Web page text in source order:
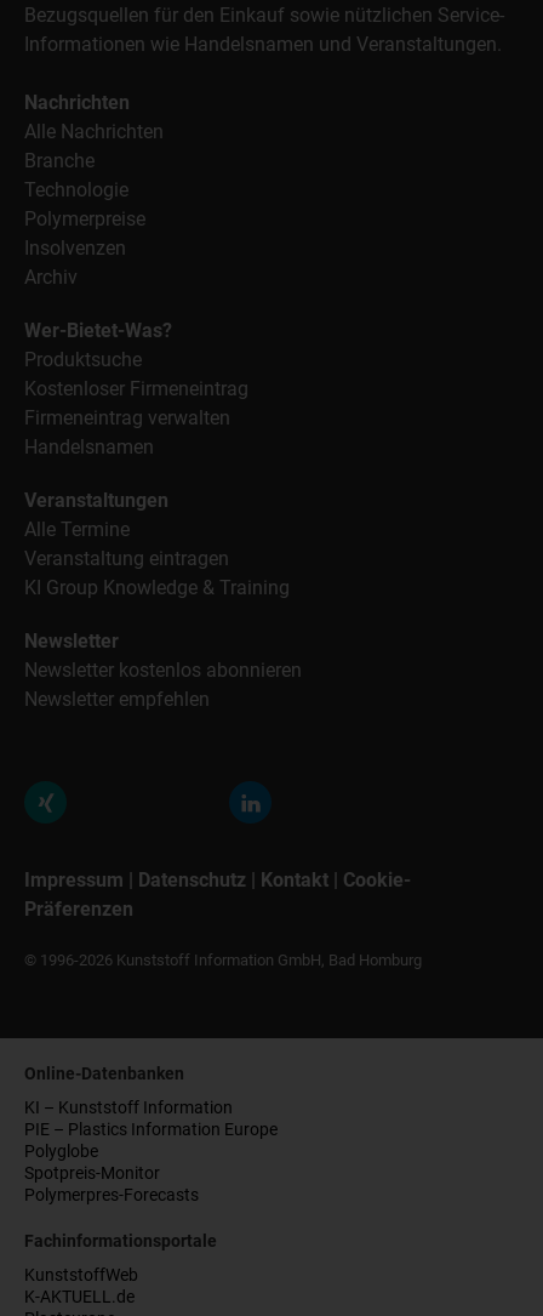
Bezugsquellen für den Einkauf sowie nützlichen Service-
Informationen wie Handelsnamen und Veranstaltungen.
Nachrichten
Alle Nachrichten
Branche
Technologie
Polymerpreise
Insolvenzen
Archiv
Wer-Bietet-Was?
Produktsuche
Kostenloser Firmeneintrag
Firmeneintrag verwalten
Handelsnamen
Veranstaltungen
Alle Termine
Veranstaltung eintragen
KI Group Knowledge & Training
Newsletter
Newsletter kostenlos abonnieren
Newsletter empfehlen
Impressum | Datenschutz | Kontakt | Cookie-
Präferenzen
© 1996-2026 Kunststoff Information GmbH, Bad Homburg
Online-Datenbanken
KI – Kunststoff Information
PIE – Plastics Information Europe
Polyglobe
Spotpreis-Monitor
Polymerpres-Forecasts
Fachinformationsportale
KunststoffWeb
K-AKTUELL.de